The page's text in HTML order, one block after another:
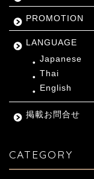
PROMOTION
LANGUAGE
Japanese
Thai
English
掲載お問合せ
CATEGORY